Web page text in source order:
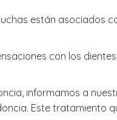
están asociados
con los
informamos a
Este tratamiento